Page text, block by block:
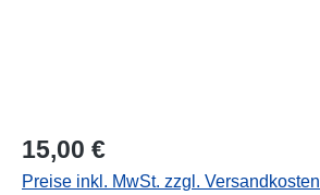
Regulärer Preis:
15,00 €
Preise inkl. MwSt. zzgl. Versandkosten